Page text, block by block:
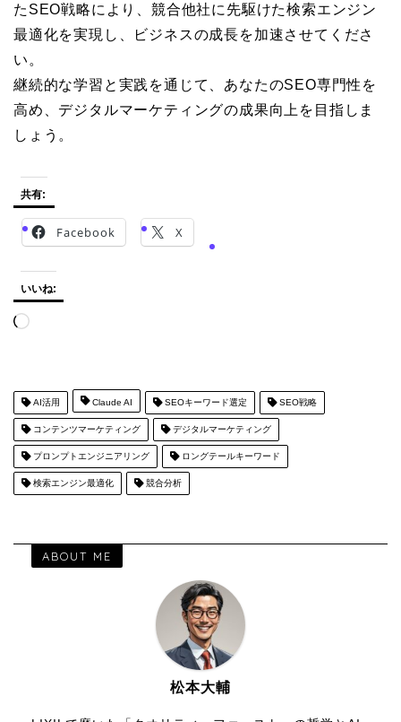
たSEO戦略により、競合他社に先駆けた検索エンジン
最適化を実現し、ビジネスの成長を加速させてくださ
い。
継続的な学習と実践を通じて、あなたのSEO専門性を
高め、デジタルマーケティングの成果向上を目指しま
しょう。
共有:
Facebook X
いいね:
読
中…
AI活用 Claude AI SEOキーワード選定 SEO戦略
コンテンツマーケティング デジタルマーケティング
プロンプトエンジニアリング ロングテールキーワード
検索エンジン最適化 競合分析
ABOUT ME
松本大輔